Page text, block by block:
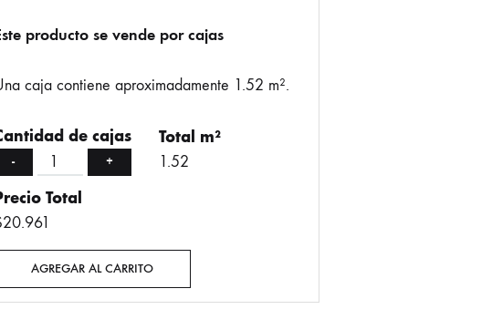
producto se vende por cajas
caja contiene aproximadamente 1.52 m².
de cajas
- +
Total m²
1.52
Total
AGREGAR AL CARRITO